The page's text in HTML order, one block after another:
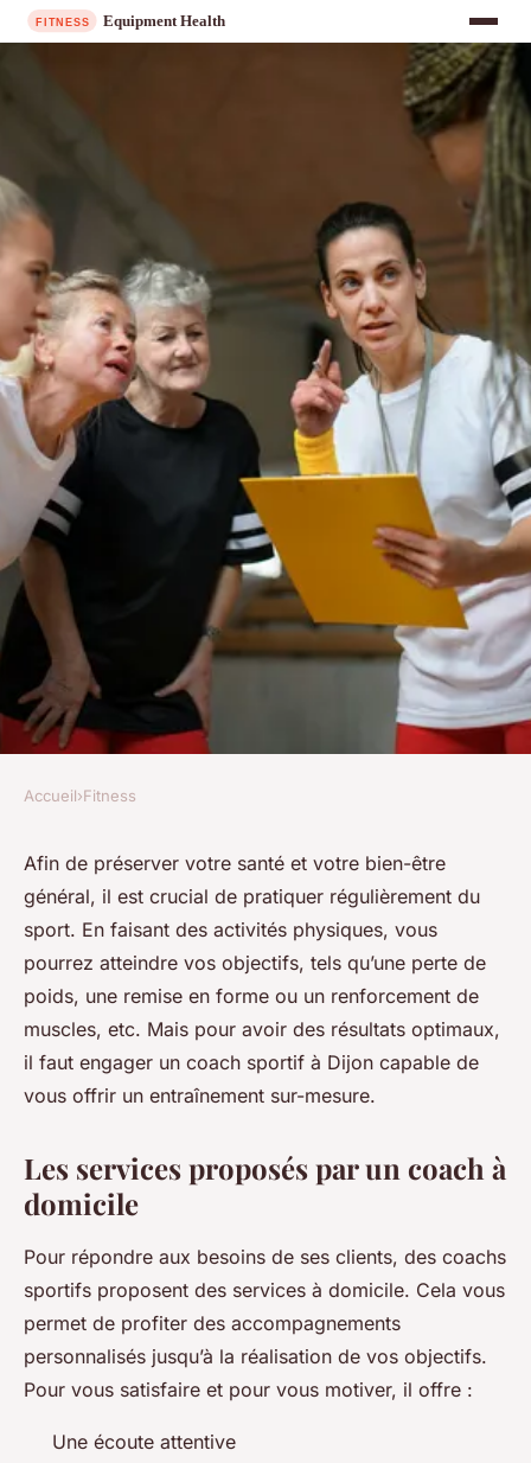
Comment profiter d'une
séance personnalisée avec un
coach sportif à Dijon ?
admin• 21 août 2024•3 min de lecture
Accueil›Fitness
Afin de préserver votre santé et votre bien-être
général, il est crucial de pratiquer régulièrement du
sport. En faisant des activités physiques, vous
pourrez atteindre vos objectifs, tels qu’une perte de
poids, une remise en forme ou un renforcement de
muscles, etc. Mais pour avoir des résultats optimaux,
il faut engager un coach sportif à Dijon capable de
vous offrir un entraînement sur-mesure.
Les services proposés par un coach à
domicile
Pour répondre aux besoins de ses clients, des coachs
sportifs proposent des services à domicile. Cela vous
permet de profiter des accompagnements
personnalisés jusqu’à la réalisation de vos objectifs.
Pour vous satisfaire et pour vous motiver, il offre :
Une écoute attentive